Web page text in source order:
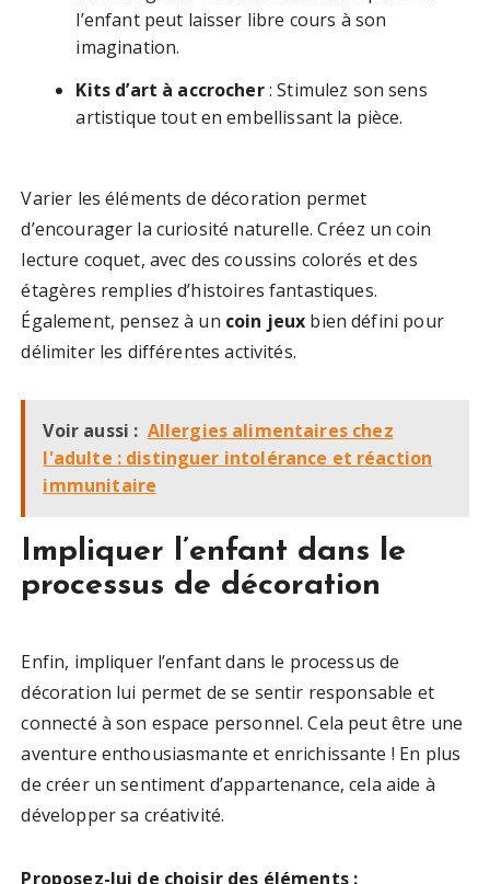
l’enfant peut laisser libre cours à son
imagination.
Kits d’art à accrocher: Stimulez son sens
artistique tout en embellissant la pièce.
Varier les éléments de décoration permet
d’encourager la curiosité naturelle. Créez un coin
lecture coquet, avec des coussins colorés et des
étagères remplies d’histoires fantastiques.
Également, pensez à un coin jeux bien défini pour
délimiter les différentes activités.
Voir aussi : Allergies alimentaires chez
l'adulte : distinguer intolérance et réaction
immunitaire
Impliquer l’enfant dans le
processus de décoration
Enfin, impliquer l’enfant dans le processus de
décoration lui permet de se sentir responsable et
connecté à son espace personnel. Cela peut être une
aventure enthousiasmante et enrichissante ! En plus
de créer un sentiment d’appartenance, cela aide à
développer sa créativité.
Proposez-lui de choisir des éléments :